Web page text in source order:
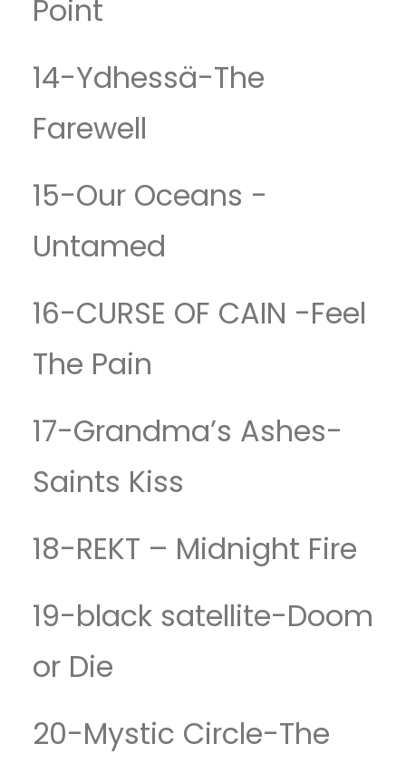
Point
14-Ydhessä-The
Farewell
15-Our Oceans -
Untamed
16-CURSE OF CAIN -Feel
The Pain
17-Grandma’s Ashes-
Saints Kiss
18-REKT – Midnight Fire
19-black satellite-Doom
or Die
20-Mystic Circle-The